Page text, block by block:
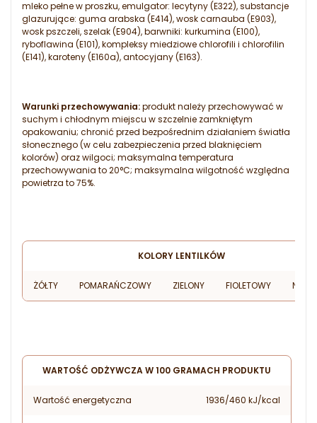
mleko pełne w proszku, emulgator: lecytyny (E322), substancje
glazurujące: guma arabska (E414), wosk carnauba (E903),
wosk pszczeli, szelak (E904), barwniki: kurkumina (E100),
ryboflawina (E101), kompleksy miedziowe chlorofili i chlorofilin
(E141), karoteny (E160a), antocyjany (E163).
Warunki przechowywania:produkt należy przechowywać w
suchym i chłodnym miejscu w szczelnie zamkniętym
opakowaniu; chronić przed bezpośrednim działaniem światła
słonecznego (w celu zabezpieczenia przed blaknięciem
kolorów) oraz wilgoci; maksymalna temperatura
przechowywania to 20°C; maksymalna wilgotność względna
powietrza to 75%.
KOLORY LENTILKÓW
ŻÓŁTY POMARAŃCZOWY ZIELONY FIOLETOWY
WARTOŚĆ ODŻYWCZA W 100 GRAMACH PRODUKTU
Wartość energetyczna 1936/460 kJ/kcal